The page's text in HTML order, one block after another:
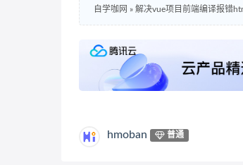
自学咖网 » 解决vue项目前端编译报错
hmoban 普通